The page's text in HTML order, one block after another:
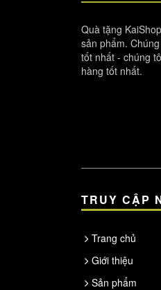
Quà tặng
sản phẩm.
tốt nhất - chúng
hàng tốt nhất.
TRUY CẬP
Trang chủ
Giới thiệu
Sản phẩm